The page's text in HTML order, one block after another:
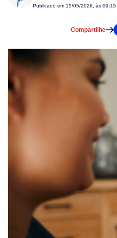
Publicado em 15/05/2026, às 09:15
Compartilhe